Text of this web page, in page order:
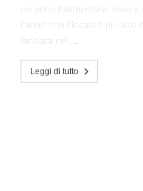
un anno fallimentare.
l’anno con l’incasso più
lanciata nel …
Leggi di tutto